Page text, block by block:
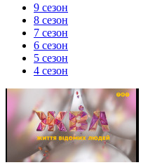
9 сезон
8 сезон
7 сезон
6 сезон
5 сезон
4 сезон